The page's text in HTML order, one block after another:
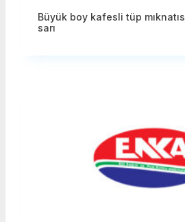
Büyük boy kafesli tüp
sarı